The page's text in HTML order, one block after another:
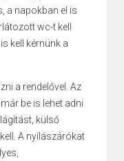
a napokban el is
wc-t kell
kell kérnünk a
a rendelővel. Az
be is lehet adni
külső
A nyílászárókat